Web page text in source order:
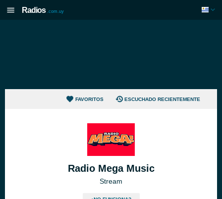
Radios .com.uy
FAVORITOS ESCUCHADO RECIENTEMENTE
Radio Mega Music
Stream